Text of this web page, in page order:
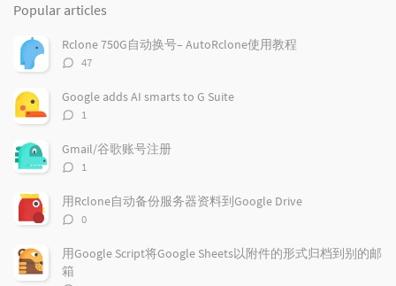
p
u
l
a
r
a
r
t
i
l
e
e
c
t
Popular articles
Rclone 750G自动换号– AutoRclone使用教程
评
数：
47
Google adds AI smarts to G Suite
评
数：
1
Gmail/谷歌账号注册
评
数：
1
用Rclone自动备份服务器资料到Google Drive
评
数：
0
用Google Script将Google Sheets以附件的形式归档到别的邮
箱